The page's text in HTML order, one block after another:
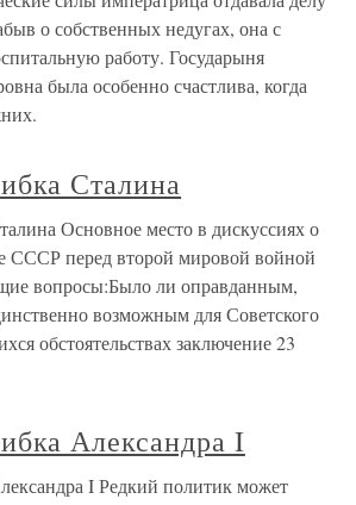
о собственных недугах, она с
работу. Государыня
была особенно счастлива, когда
Сталина
Основное место в дискуссиях о
СССР перед второй мировой войной
вопросы:Было ли оправданным,
возможным для Советского
обстоятельствах заключение 23
Александра I
I Редкий политик может